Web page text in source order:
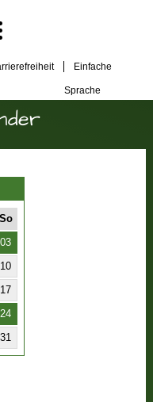
Einfache
Sprache
So
03
10
17
24
31